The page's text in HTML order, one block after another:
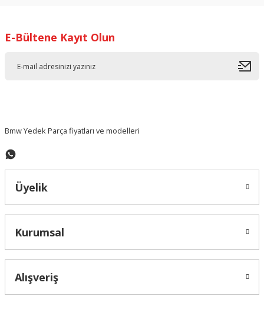
Ürün resmi kalitesiz, bozuk veya görüntülenemiyor.
E-Bültene Kayıt Olun
Bmw Yedek Parça fiyatları ve modelleri
Üyelik
Kurumsal
Alışveriş